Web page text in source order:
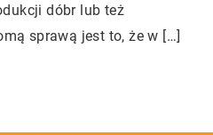
dóbr lub też
sprawą jest to, że w […]